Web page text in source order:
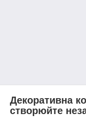
Декоративна
створюйте